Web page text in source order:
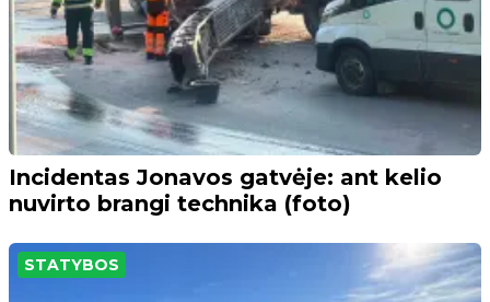
Incidentas Jonavos gatvėje: ant kelio
nuvirto brangi technika (foto)
STATYBOS